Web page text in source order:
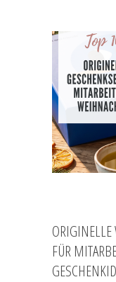
ORIGINELLE
FÜR